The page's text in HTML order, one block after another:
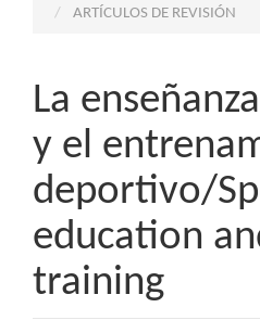
ARTÍCULOS DE REVISIÓN
La
y el
deportivo/
education
training